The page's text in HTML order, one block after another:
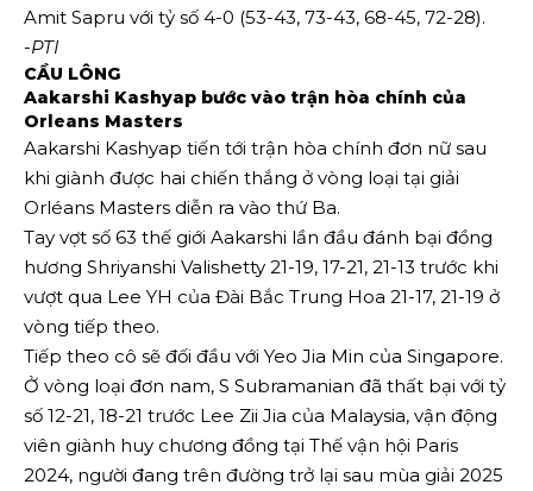
Amit Sapru với tỷ số 4-0 (53-43, 73-43, 68-45, 72-28).
-PTI
CẦU LÔNG
Aakarshi Kashyap bước vào trận hòa chính của
Orleans Masters
Aakarshi Kashyap tiến tới trận hòa chính đơn nữ sau
khi giành được hai chiến thắng ở vòng loại tại giải
Orléans Masters diễn ra vào thứ Ba.
Tay vợt số 63 thế giới Aakarshi lần đầu đánh bại đồng
hương Shriyanshi Valishetty 21-19, 17-21, 21-13 trước khi
vượt qua Lee YH của Đài Bắc Trung Hoa 21-17, 21-19 ở
vòng tiếp theo.
Tiếp theo cô sẽ đối đầu với Yeo Jia Min của Singapore.
Ở vòng loại đơn nam, S Subramanian đã thất bại với tỷ
số 12-21, 18-21 trước Lee Zii Jia của Malaysia, vận động
viên giành huy chương đồng tại Thế vận hội Paris
2024, người đang trên đường trở lại sau mùa giải 2025